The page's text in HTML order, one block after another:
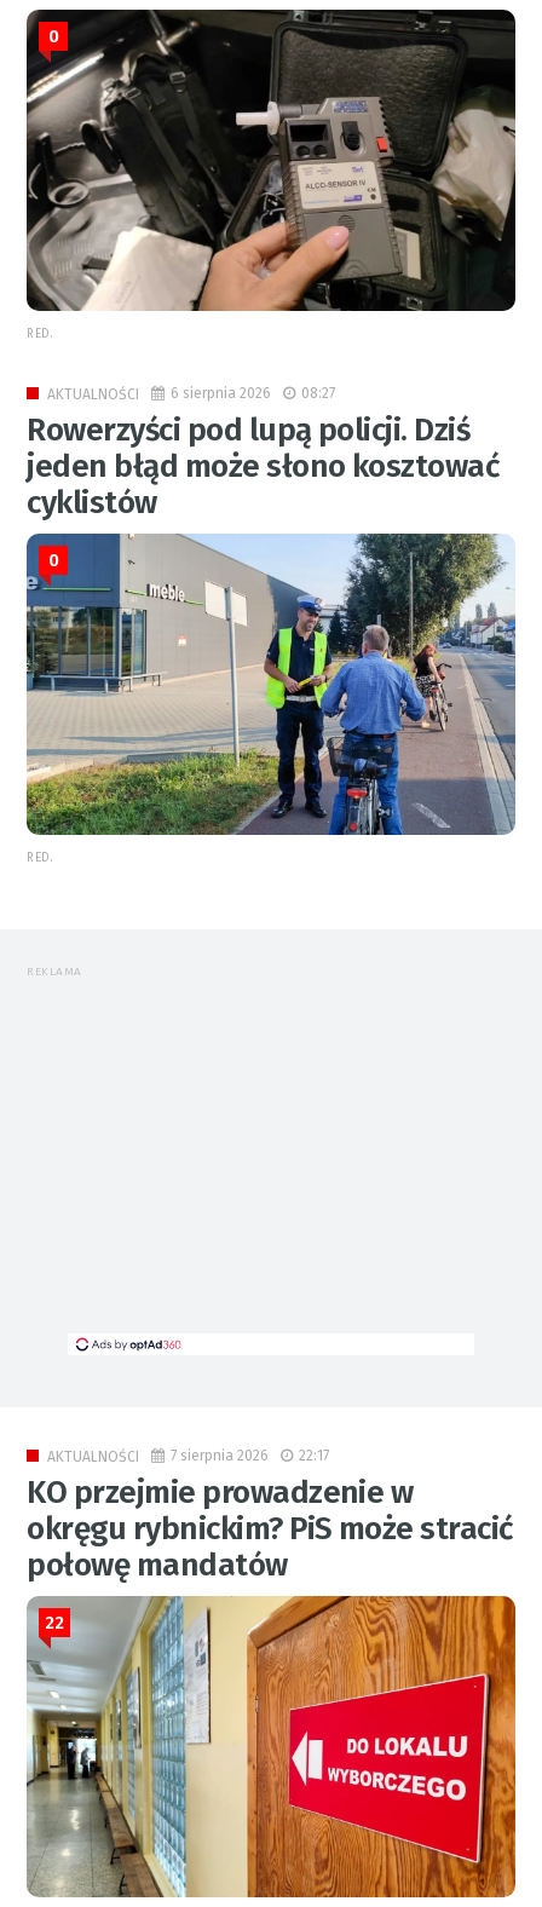
0
RED.
AKTUALNOŚCI 6 sierpnia 2026 08:27
Rowerzyści pod lupą policji. Dziś
jeden błąd może słono kosztować
cyklistów
0
RED.
REKLAMA
AKTUALNOŚCI 7 sierpnia 2026 22:17
KO przejmie prowadzenie w
okręgu rybnickim? PiS może stracić
połowę mandatów
22